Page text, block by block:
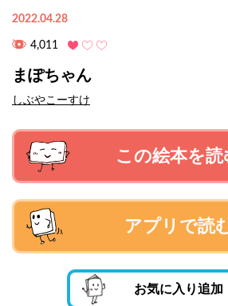
2022.04.28
4,011
まぽちゃん
しぶやこーすけ
この絵本を読
アプリで読
お気に入り追加